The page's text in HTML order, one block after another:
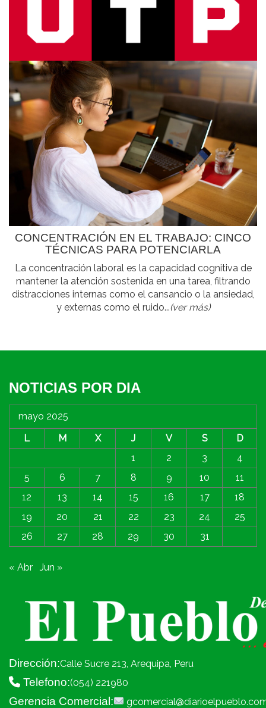
CONCENTRACIÓN EN EL TRABAJO: CINCO
TÉCNICAS PARA POTENCIARLA
La concentración laboral es la capacidad cognitiva de
mantener la atención sostenida en una tarea, filtrando
distracciones internas como el cansancio o la ansiedad,
y externas como el ruido...(ver más)
NOTICIAS POR DIA
mayo 2025
L
M X J V S
D
1
2 3
4
5
6 7 8 9 10
11
12
13 14 15 16 17
18
19
20 21 22 23 24
25
26
27 28 29 30 31
« Abr Jun »
Dirección:Calle Sucre 213, Arequipa, Peru
Telefono:(054) 221980
Gerencia Comercial: